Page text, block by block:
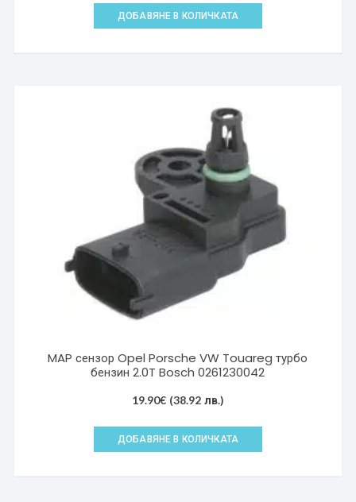
ДОБАВЯНЕ В КОЛИЧКАТА
MAP сензор Opel Porsche VW Touareg турбо
бензин 2.0T Bosch 0261230042
19.90€ (38.92 лв.)
ДОБАВЯНЕ В КОЛИЧКАТА